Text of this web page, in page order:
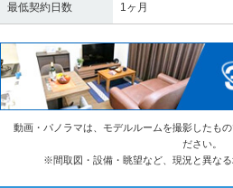
最低契約日数 1ヶ月
動画・パノラマは、モデルルームを撮影したも
ださい。
※間取図・設備・眺望など、現況と異な